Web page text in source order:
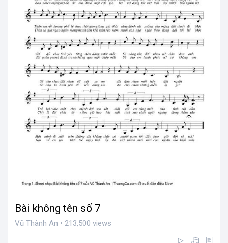
Bài không tên số 7
Vũ Thành An • 213,500 views